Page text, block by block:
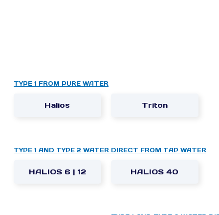
TYPE 1 FROM PURE WATER
Halios Triton
TYPE 1 AND TYPE 2 WATER DIRECT FROM TAP WATER
HALIOS 6 | 12 HALIOS 40